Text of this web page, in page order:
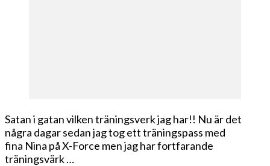
Satan i gatan vilken träningsverk jag har!! Nu är det
några dagar sedan jag tog ett träningspass med
fina Nina på X-Force men jag har fortfarande
träningsvärk …